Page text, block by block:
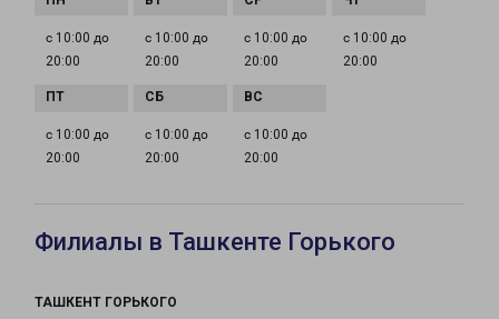
с 10:00 до
20:00
с 10:00 до
20:00
с 10:00 до
20:00
с 10:00 до
20:00
с 10:00 до
20:00
с 10:00 до
20:00
с 10:00 до
20:00
Филиалы в Ташкенте Горького
ТАШКЕНТ ГОРЬКОГО